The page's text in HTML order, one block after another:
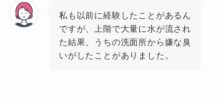
私も以前に経験したことがあるん
ですが、上階で大量に水が流され
た結果、うちの洗面所から嫌な臭
いがしたことがありました。